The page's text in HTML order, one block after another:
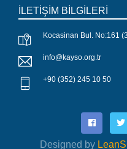
İLETİŞİM BİLGİLERİ
Kocasinan Bul. No:161
info@kayso.org.tr
+90 (352) 245 10 50
Designed by